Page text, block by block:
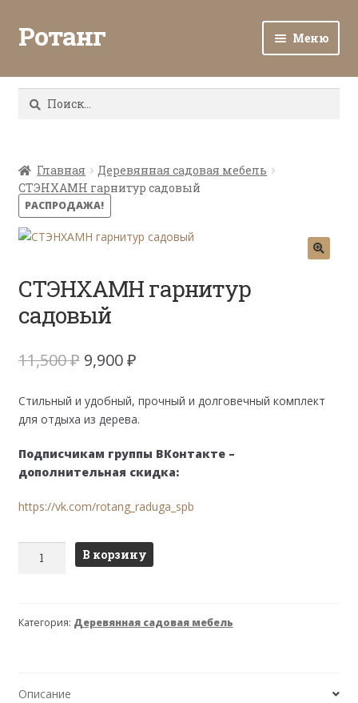
Ротанг Меню
Каталог
Все о ротанге
Ротанг оптом
Контакты
Найти:
Главная
Деревянная садовая мебель
СТЭНХАМН гарнитур садовый
РАСПРОДАЖА!
СТЭНХАМН гарнитур
садовый
11,500₽ Первоначальная
составляла
11,500 ₽.
9,900₽Текущая
9,900 ₽.
Стильный и удобный, прочный и долговечный комплект
для отдыха из дерева.
Подписчикам группы ВКонтакте –
дополнительная скидка:
https://vk.com/rotang_raduga_spb
Количество
садовый
В корзину
Категория: Деревянная садовая мебель
Описание